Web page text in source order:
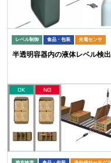
レベル制御 食品・包装 光電センサ
半透明容器内の液体レベル検出